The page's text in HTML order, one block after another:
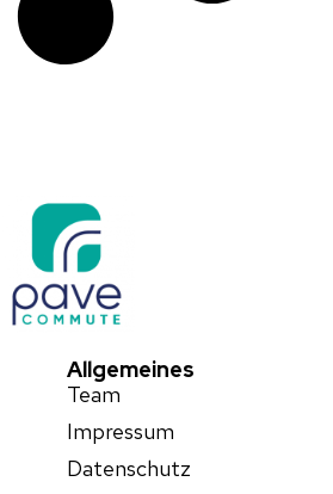
Allgemeines
Team
Impressum
Datenschutz